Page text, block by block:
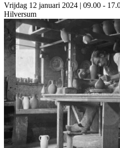
Vrijdag 12 januari 2024 | 09.00 -
Hilversum